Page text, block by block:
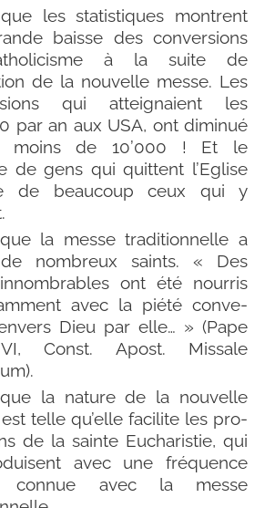
les sta­tis­tiques montrent
baisse des conver­sions
à la suite de
de la nou­velle messe. Les
qui attei­gnaient les
par an aux USA, ont dimi­nué
moins de 10’000 ! Et le
de gens qui quittent l’Eglise
de beau­coup ceux qui y
la messe tra­di­tion­nelle a
nom­breux saints. « Des
ont été nour­ris
avec la pié­té conve­
Dieu par elle… » (Pape
Const. Apost. Missale
la nature de la nou­velle
telle qu’elle faci­lite les pro­
de la sainte Eucharistie, qui
avec une fré­quence
connue avec la messe